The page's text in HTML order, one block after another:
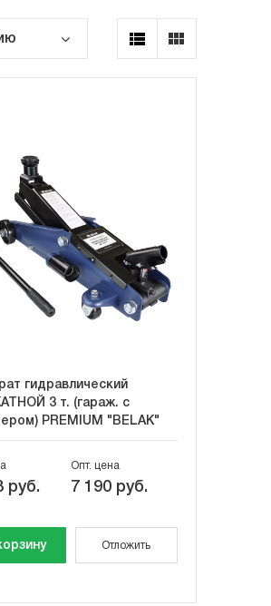
гидравлический
3 т. (гараж. с
PREMIUM "BELAK"
руб.
Опт. цена
7 190 руб.
Отложить